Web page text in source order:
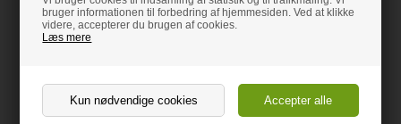
bruger informationen til forbedring af hjemmesiden. Ved at klikke
videre, accepterer du brugen af cookies.
Læs mere
mm
vindueskarm 12 mm
Bestil her